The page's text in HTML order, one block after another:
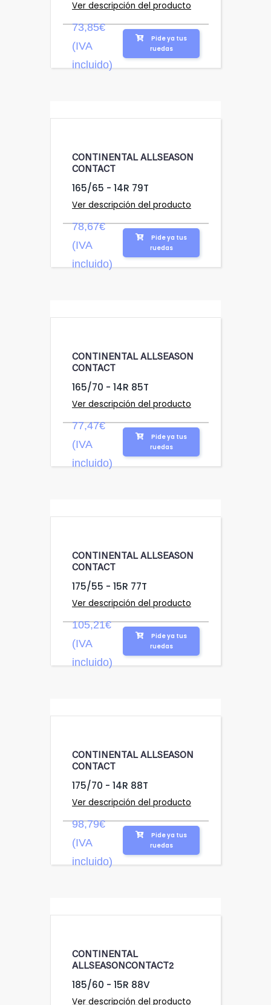
Ver descripción del producto
73,85€
(IVA
incluido)
Pide ya tus
ruedas
CONTINENTAL ALLSEASON
CONTACT
165/65 - 14R 79T
Ver descripción del producto
78,67€
(IVA
incluido)
Pide ya tus
ruedas
CONTINENTAL ALLSEASON
CONTACT
165/70 - 14R 85T
Ver descripción del producto
77,47€
(IVA
incluido)
Pide ya tus
ruedas
CONTINENTAL ALLSEASON
CONTACT
175/55 - 15R 77T
Ver descripción del producto
105,21€
(IVA
incluido)
Pide ya tus
ruedas
CONTINENTAL ALLSEASON
CONTACT
175/70 - 14R 88T
Ver descripción del producto
98,79€
(IVA
incluido)
Pide ya tus
ruedas
CONTINENTAL
ALLSEASONCONTACT2
185/60 - 15R 88V
Ver descripción del producto